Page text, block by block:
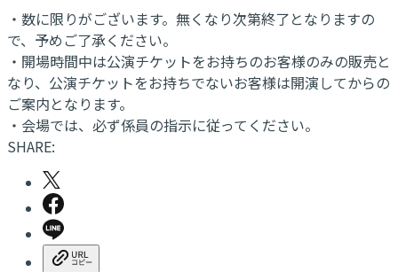
・数に限りがございます。無くなり次第終了となりますの
で、予めご了承ください。
・開場時間中は公演チケットをお持ちのお客様のみの販売と
なり、公演チケットをお持ちでないお客様は開演してからの
ご案内となります。
・会場では、必ず係員の指示に従ってください。
SHARE: